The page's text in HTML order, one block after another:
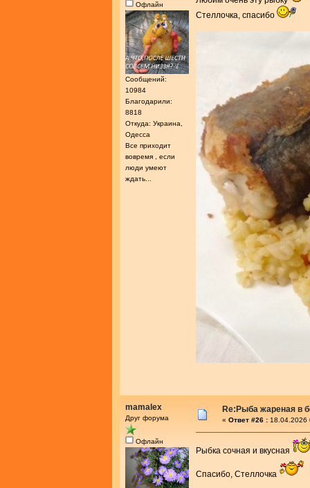
Офлайн
Сообщений:
10984
Благодарили:
8818
Откуда: Украина,
Одесса
Все приходит
вовремя , если
люди умеют
ждать...
Стеллочка, спасибо
mamalex
Друг форума
Офлайн
Re:Рыба жареная в
« Ответ #26 : 18.04.2026
Рыбка сочная и вкусная
Спасибо, Стеллочка